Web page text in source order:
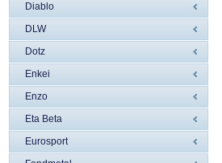
Diablo
DLW
Dotz
Enkei
Enzo
Eta Beta
Eurosport